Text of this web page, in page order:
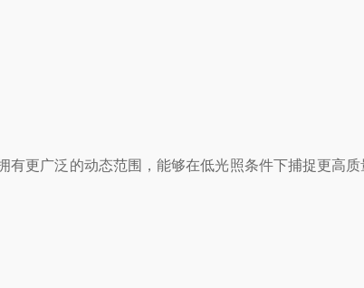
广泛的动态范围，能够在低光照条件下捕捉更高